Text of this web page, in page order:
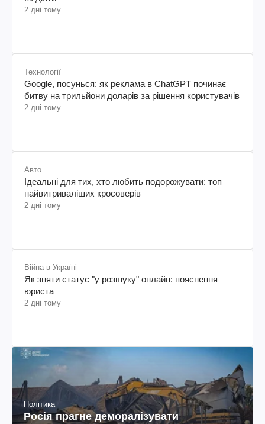
2 дні тому
Технології
Google, посунься: як реклама в ChatGPT починає
битву на трильйони доларів за рішення користувачів
2 дні тому
Авто
Ідеальні для тих, хто любить подорожувати: топ
найвитриваліших кросоверів
2 дні тому
Війна в Україні
Як зняти статус "у розшуку" онлайн: пояснення
юриста
2 дні тому
Політика
Росія прагне деморалізувати